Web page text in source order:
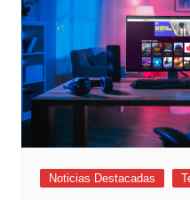
Noticias Destacadas